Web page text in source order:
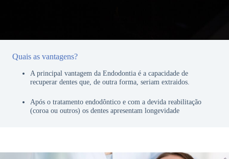
Quais as vantagens?
A principal vantagem da Endodontia é a capacidade de
recuperar dentes que, de outra forma, seriam extraidos.
Após o tratamento endodôntico e com a devida reabilitação
(coroa ou outros) os dentes apresentam longevidade